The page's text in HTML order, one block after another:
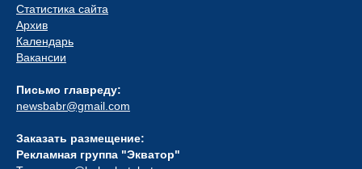
Статистика сайта
Архив
Календарь
Вакансии
Письмо главреду:
newsbabr@gmail.com
Заказать размещение:
Рекламная группа "Экватор"